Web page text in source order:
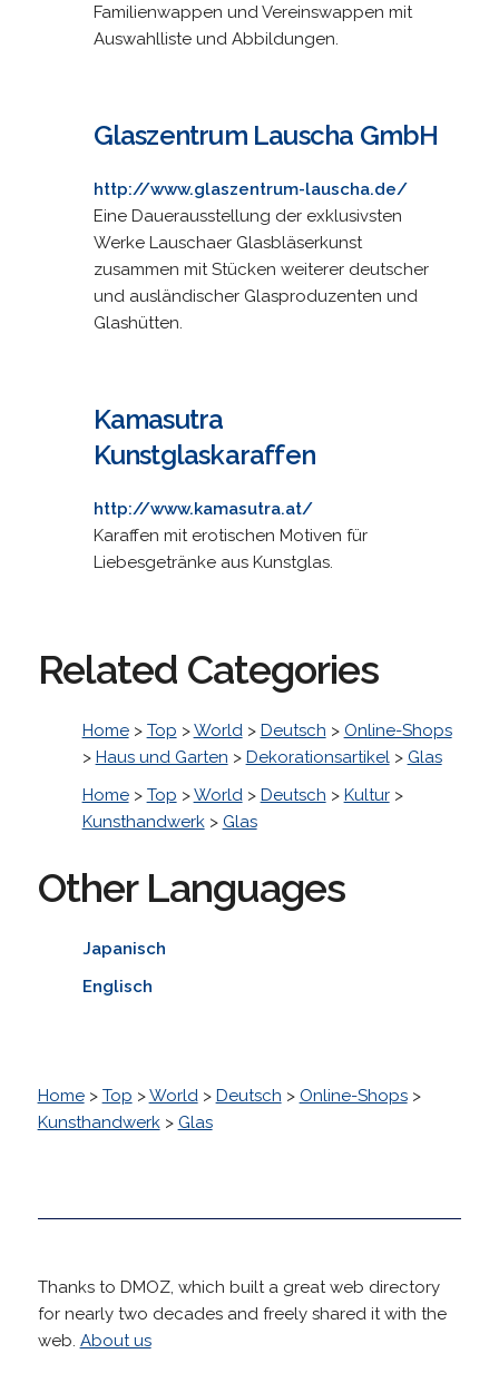
Familienwappen und Vereinswappen mit
Auswahlliste und Abbildungen.
Glaszentrum Lauscha GmbH
http://www.glaszentrum-lauscha.de/
Eine Dauerausstellung der exklusivsten
Werke Lauschaer Glasbläserkunst
zusammen mit Stücken weiterer deutscher
und ausländischer Glasproduzenten und
Glashütten.
Kamasutra
Kunstglaskaraffen
http://www.kamasutra.at/
Karaffen mit erotischen Motiven für
Liebesgetränke aus Kunstglas.
Related Categories
Home> Top >World> Deutsch > Online-Shops
> Haus und Garten > Dekorationsartikel> Glas
Home> Top >World> Deutsch > Kultur>
Kunsthandwerk> Glas
Other Languages
Japanisch
Englisch
Home> Top >World> Deutsch > Online-Shops>
Kunsthandwerk> Glas
Thanks to DMOZ, which built a great web directory
for nearly two decades and freely shared it with the
web. About us